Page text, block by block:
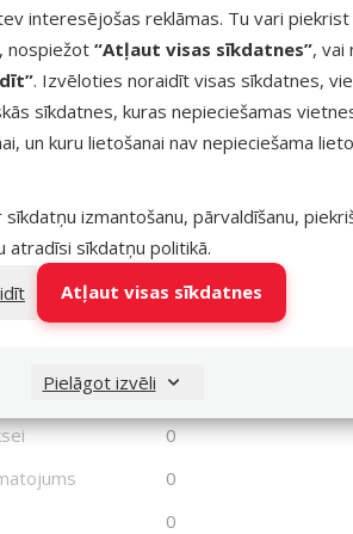
interesējošas reklāmas. Tu vari piekrist
nospiežot “Atļaut visas sīkdatnes”, vai
. Izvēloties noraidīt visas sīkdatnes,
sīkdatnes, kuras nepieciešamas
un kuru lietošanai nav nepieciešama
izmantošanu, pārvaldīšanu,
atradīsi sīkdatņu politikā.
Atļaut visas sīkdatnes
Pielāgot izvēli
atbalstam
0
0
0
0
0
0
0
0
0